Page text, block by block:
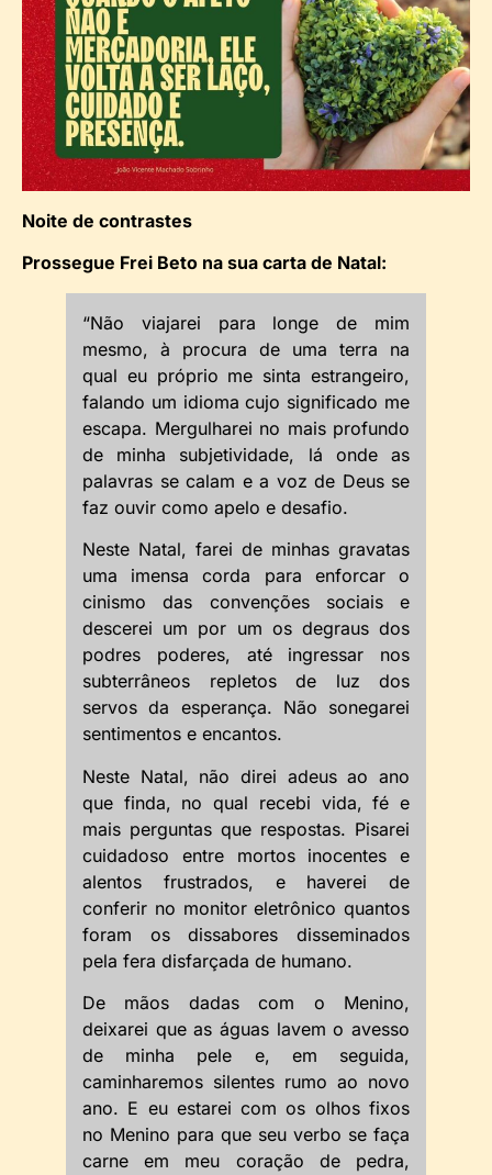
Noite de contrastes
Prossegue Frei Beto na sua carta de Natal:
“Não viajarei para longe de mim
mesmo, à procura de uma terra na
qual eu próprio me sinta estrangeiro,
falando um idioma cujo significado me
escapa. Mergulharei no mais profundo
de minha subjetividade, lá onde as
palavras se calam e a voz de Deus se
faz ouvir como apelo e desafio.
Neste Natal, farei de minhas gravatas
uma imensa corda para enforcar o
cinismo das convenções sociais e
descerei um por um os degraus dos
podres poderes, até ingressar nos
subterrâneos repletos de luz dos
servos da esperança. Não sonegarei
sentimentos e encantos.
Neste Natal, não direi adeus ao ano
que finda, no qual recebi vida, fé e
mais perguntas que respostas. Pisarei
cuidadoso entre mortos inocentes e
alentos frustrados, e haverei de
conferir no monitor eletrônico quantos
foram os dissabores disseminados
pela fera disfarçada de humano.
De mãos dadas com o Menino,
deixarei que as águas lavem o avesso
de minha pele e, em seguida,
caminharemos silentes rumo ao novo
ano. E eu estarei com os olhos fixos
no Menino para que seu verbo se faça
carne em meu coração de pedra,